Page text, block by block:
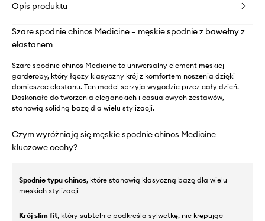
Opis produktu
Szare spodnie chinos Medicine – męskie spodnie z bawełny z
elastanem
Szare spodnie chinos Medicine to uniwersalny element męskiej
garderoby, który łączy klasyczny krój z komfortem noszenia dzięki
domieszce elastanu. Ten model sprzyja wygodzie przez cały dzień.
Doskonałe do tworzenia eleganckich i casualowych zestawów,
stanowią solidną bazę dla wielu stylizacji.
Czym wyróżniają się męskie spodnie chinos Medicine –
kluczowe cechy?
Spodnie typu chinos, które stanowią klasyczną bazę dla wielu
męskich stylizacji
Krój slim fit, który subtelnie podkreśla sylwetkę, nie krępując